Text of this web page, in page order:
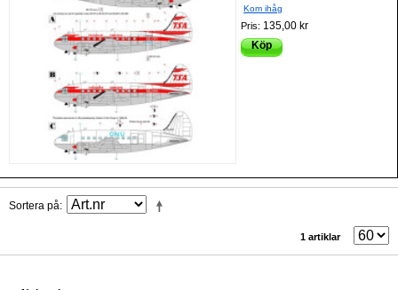
Kom ihåg
Pris: 135,00 kr
Köp
Sortera på
1 artiklar